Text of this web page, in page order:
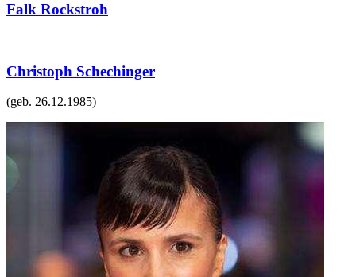
Falk Rockstroh
Christoph Schechinger
(geb. 26.12.1985)